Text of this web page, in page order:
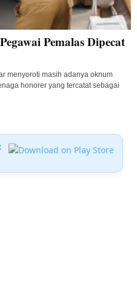
Pemalas Dipecat
menyoroti masih adanya oknum
honorer yang tercatat sebagai